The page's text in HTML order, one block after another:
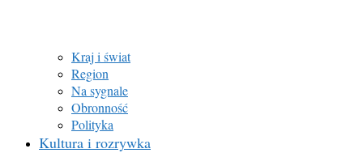
Kraj i świat
Region
Na sygnale
Obronność
Polityka
Kultura i rozrywka